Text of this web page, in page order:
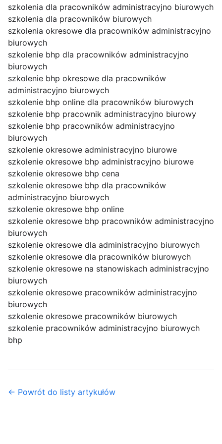
szkolenia dla pracowników administracyjno biurowych
szkolenia dla pracowników biurowych
szkolenia okresowe dla pracowników administracyjno
biurowych
szkolenie bhp dla pracowników administracyjno
biurowych
szkolenie bhp okresowe dla pracowników
administracyjno biurowych
szkolenie bhp online dla pracowników biurowych
szkolenie bhp pracownik administracyjno biurowy
szkolenie bhp pracowników administracyjno
biurowych
szkolenie okresowe administracyjno biurowe
szkolenie okresowe bhp administracyjno biurowe
szkolenie okresowe bhp cena
szkolenie okresowe bhp dla pracowników
administracyjno biurowych
szkolenie okresowe bhp online
szkolenie okresowe bhp pracowników administracyjno
biurowych
szkolenie okresowe dla administracyjno biurowych
szkolenie okresowe dla pracowników biurowych
szkolenie okresowe na stanowiskach administracyjno
biurowych
szkolenie okresowe pracowników administracyjno
biurowych
szkolenie okresowe pracowników biurowych
szkolenie pracowników administracyjno biurowych
bhp
← Powrót do listy artykułów